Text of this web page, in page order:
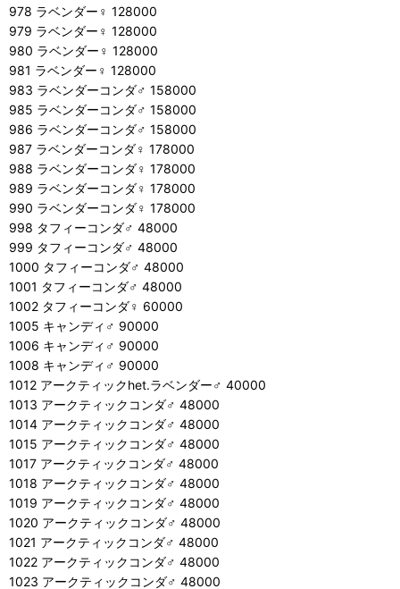
978 ラベンダー♀ 128000
979 ラベンダー♀ 128000
980 ラベンダー♀ 128000
981 ラベンダー♀ 128000
983 ラベンダーコンダ♂ 158000
985 ラベンダーコンダ♂ 158000
986 ラベンダーコンダ♂ 158000
987 ラベンダーコンダ♀ 178000
988 ラベンダーコンダ♀ 178000
989 ラベンダーコンダ♀ 178000
990 ラベンダーコンダ♀ 178000
998 タフィーコンダ♂ 48000
999 タフィーコンダ♂ 48000
1000 タフィーコンダ♂ 48000
1001 タフィーコンダ♂ 48000
1002 タフィーコンダ♀ 60000
1005 キャンディ♂ 90000
1006 キャンディ♂ 90000
1008 キャンディ♂ 90000
1012 アークティックhet.ラベンダー♂ 40000
1013 アークティックコンダ♂ 48000
1014 アークティックコンダ♂ 48000
1015 アークティックコンダ♂ 48000
1017 アークティックコンダ♂ 48000
1018 アークティックコンダ♂ 48000
1019 アークティックコンダ♂ 48000
1020 アークティックコンダ♂ 48000
1021 アークティックコンダ♂ 48000
1022 アークティックコンダ♂ 48000
1023 アークティックコンダ♂ 48000